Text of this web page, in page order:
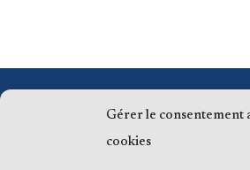
Gérer le consentement
cookies
© 2023 Me Frédéric